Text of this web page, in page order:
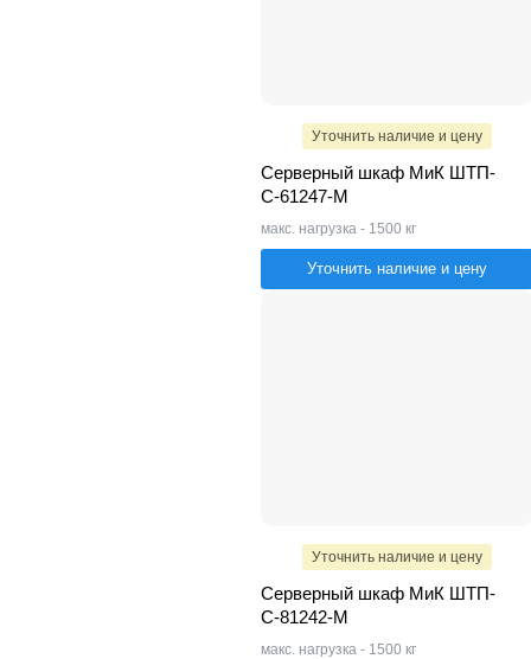
Уточнить наличие и цену
Серверный шкаф МиК ШТП-
С-61247-M
макс. нагрузка - 1500 кг
Уточнить наличие и цену
Уточнить наличие и цену
Серверный шкаф МиК ШТП-
С-81242-M
макс. нагрузка - 1500 кг